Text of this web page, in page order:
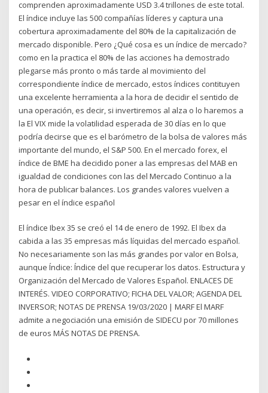
comprenden aproximadamente USD 3.4 trillones de este total.
El índice incluye las 500 compañías líderes y captura una
cobertura aproximadamente del 80% de la capitalización de
mercado disponible. Pero ¿Qué cosa es un índice de mercado?
como en la practica el 80% de las acciones ha demostrado
plegarse más pronto o más tarde al movimiento del
correspondiente índice de mercado, estos índices contituyen
una excelente herramienta a la hora de decidir el sentido de
una operación, es decir, si invertiremos al alza o lo haremos a
la El VIX mide la volatilidad esperada de 30 días en lo que
podría decirse que es el barómetro de la bolsa de valores más
importante del mundo, el S&P 500. En el mercado forex, el
índice de BME ha decidido poner a las empresas del MAB en
igualdad de condiciones con las del Mercado Continuo a la
hora de publicar balances. Los grandes valores vuelven a
pesar en el índice español
El índice Ibex 35 se creó el 14 de enero de 1992. El Ibex da
cabida a las 35 empresas más líquidas del mercado español.
No necesariamente son las más grandes por valor en Bolsa,
aunque Índice: Índice del que recuperar los datos. Estructura y
Organización del Mercado de Valores Español. ENLACES DE
INTERÉS. VIDEO CORPORATIVO; FICHA DEL VALOR; AGENDA DEL
INVERSOR; NOTAS DE PRENSA 19/03/2020 | MARF El MARF
admite a negociación una emisión de SIDECU por 70 millones
de euros MÁS NOTAS DE PRENSA.